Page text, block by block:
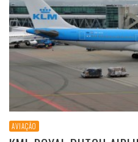
AVIAÇÃO